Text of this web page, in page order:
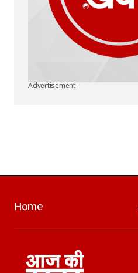
Advertisement
Home